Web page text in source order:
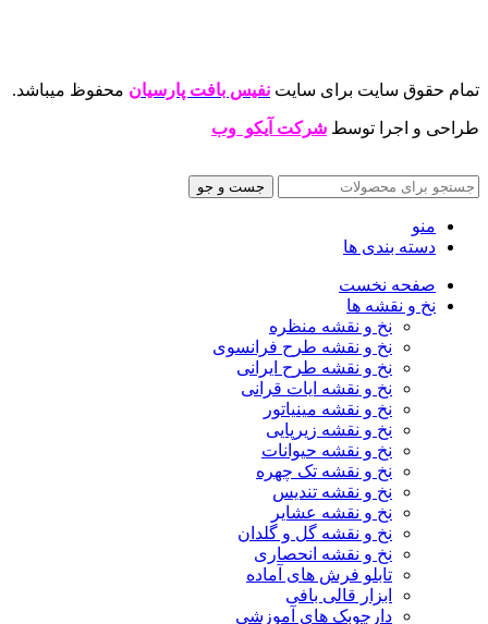
تمام حقوق سایت برای سایت نفیس بافت پارسیان محفوظ میباشد.
طراحی و اجرا توسط شرکت آیکو وب
جست و جو
منو
دسته بندی ها
صفحه نخست
نخ و نقشه ها
نخ و نقشه منظره
نخ و نقشه طرح فرانسوی
نخ و نقشه طرح ایرانی
نخ و نقشه ایات قرانی
نخ و نقشه مینیاتور
نخ و نقشه زیرپایی
نخ و نقشه حیوانات
نخ و نقشه تک چهره
نخ و نقشه تندیس
نخ و نقشه عشایر
نخ و نقشه گل و گلدان
نخ و نقشه انحصاری
تابلو فرش های آماده
ابزار قالی بافی
دارچوبک های آموزشی